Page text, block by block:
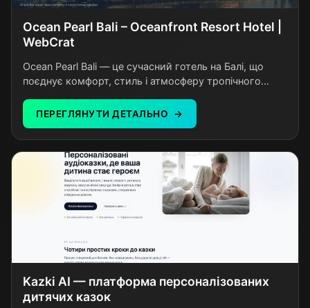
Ocean Pearl Bali – Oceanfront Resort Hotel |
WebCrat
Ocean Pearl Bali — це сучасний готель на Балі, що
поєднує комфорт, стиль і атмосферу тропічного
продуманим дизайном, басейн, ресторан із
локальною та міжнародною кухнею та високий
рівень сервісу. Завдяки зручному розташуванню
готель підходить як для романтичного відпочинку,
так і для сімейної подорожі. Ocean Pearl Bali
створений для тих, хто цінує спокій, якість і
незабутні враження.
ПЕРЕГЛЯНУТИ ДЕТАЛЬНО
Kazki AI — платформа персоналізованих
дитячих казок